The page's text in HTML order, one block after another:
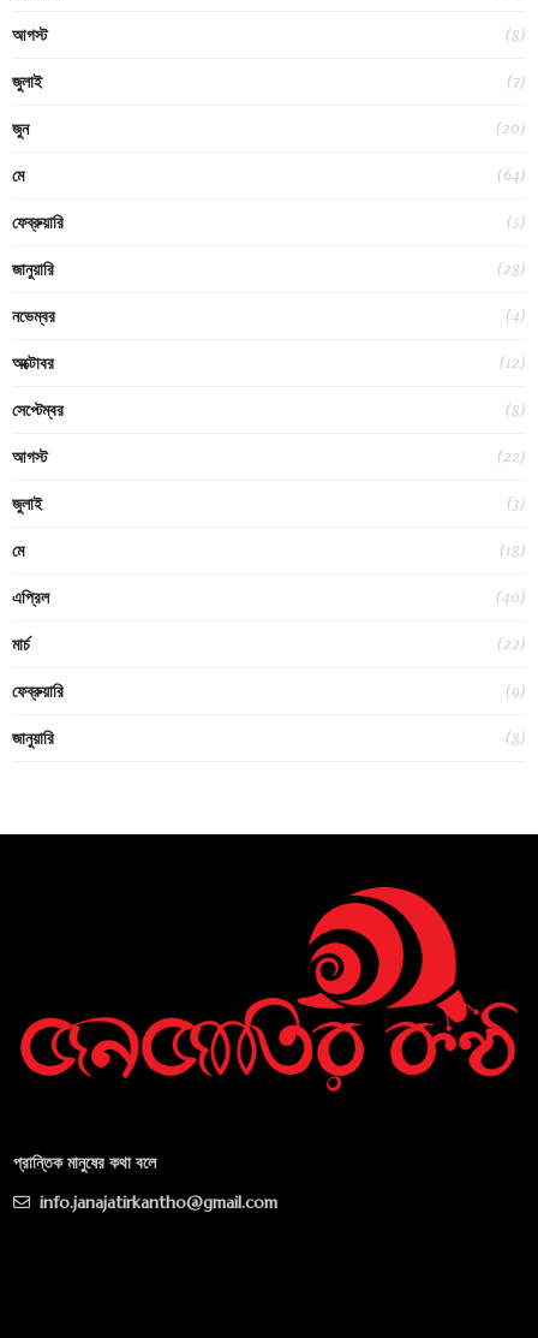
আগস্ট (8)
জুলাই (7)
জুন (20)
মে (64)
ফেব্রুয়ারি (5)
জানুয়ারি (28)
নভেম্বর (4)
অক্টোবর (12)
সেপ্টেম্বর (8)
আগস্ট (22)
জুলাই (3)
মে (18)
এপ্রিল (40)
মার্চ (22)
ফেব্রুয়ারি (9)
জানুয়ারি (8)
প্রান্তিক মানুষের কথা বলে
info.janajatirkantho@gmail.com